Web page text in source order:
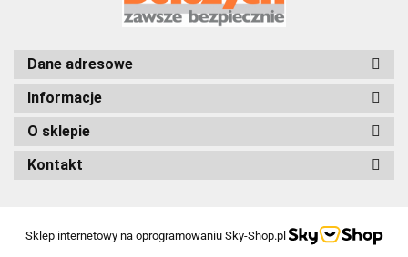
Dane adresowe
Informacje
O sklepie
Kontakt
Sklep internetowy na oprogramowaniu Sky-Shop.pl